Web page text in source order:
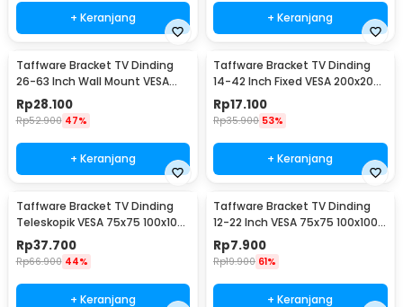
+ Keranjang + Keranjang
Taffware Bracket TV Dinding
26-63 Inch Wall Mount VESA
400x400 - B41
Rp28.100
Rp52.900 47%
+ Keranjang
Taffware Bracket TV Dinding
14-42 Inch Fixed VESA 200x200
Beban 25kg - HD601
Rp17.100
Rp35.900 53%
+ Keranjang
Taffware Bracket TV Dinding
Teleskopik VESA 75x75 100x100
10-32 Inch - HY-210
Rp37.700
Rp66.900 44%
+ Keranjang
Taffware Bracket TV Dinding
12-22 Inch VESA 75x75 100x100
8kg
Rp7.900
Rp19.900 61%
+ Keranjang